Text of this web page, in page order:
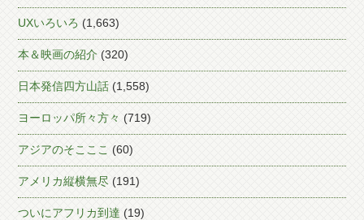
UXいろいろ (1,663)
本＆映画の紹介 (320)
日本発信四方山話 (1,558)
ヨーロッパ所々方々 (719)
アジアのそこここ (60)
アメリカ縦横無尽 (191)
ついにアフリカ到達 (19)